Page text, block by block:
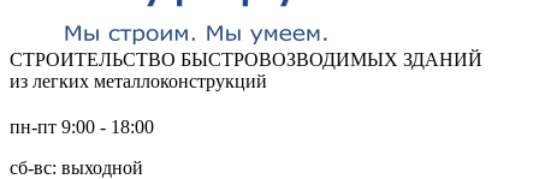
СТРОИТЕЛЬСТВО БЫСТРОВОЗВОДИМЫХ ЗДАНИЙ
из легких металлоконструкций
пн-пт 9:00 - 18:00
сб-вс: выходной